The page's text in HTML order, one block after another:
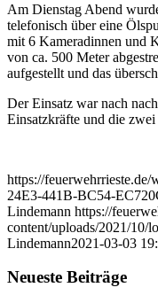
Am Dienstag Abend
telefonisch über eine
mit 6 Kameradinnen und
von ca. 500 Meter
aufgestellt und das
Der Einsatz war nach
Einsatzkräfte und die zwei
https://
24E3-441B-BC54-
Lindemann https://
content/uploads/2021/10/
Lindemann2021-03-03
Neueste Beiträge